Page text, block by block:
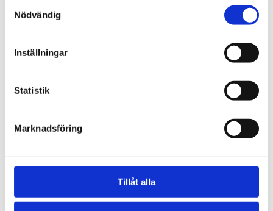
Nödvändig
Inställningar
Statistik
Marknadsföring
Tillåt alla
En skyddad hamn. Byte av gammal vågbrytare som var såpass
skadad att den ej uppfyllde...
Läs mer
Navigationssällskapet
En lugnare hamn. Med ett utsatt läge i centrala Stockholm ville